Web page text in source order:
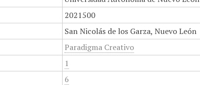
2021500
San Nicolás de los Garza, Nuevo León
Paradigma Creativo
1
6